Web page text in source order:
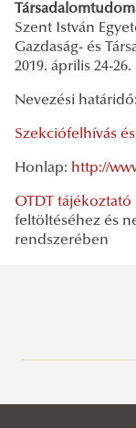
INFORMÁCIÓK
Szent István
Gazdaság- és
2019. április 24-26.
Nevezési
Szekciófelhívás
Honlap: http://
OTDT
feltöltéséhez és
rendszerében